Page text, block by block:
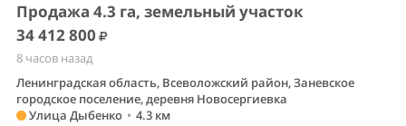
Продажа 4.3 га, земельный участок
34 412 800
8 часов назад
Ленинградская область, Всеволожский район, Заневское
городское поселение, деревня Новосергиевка
Улица Дыбенко • 4.3 км